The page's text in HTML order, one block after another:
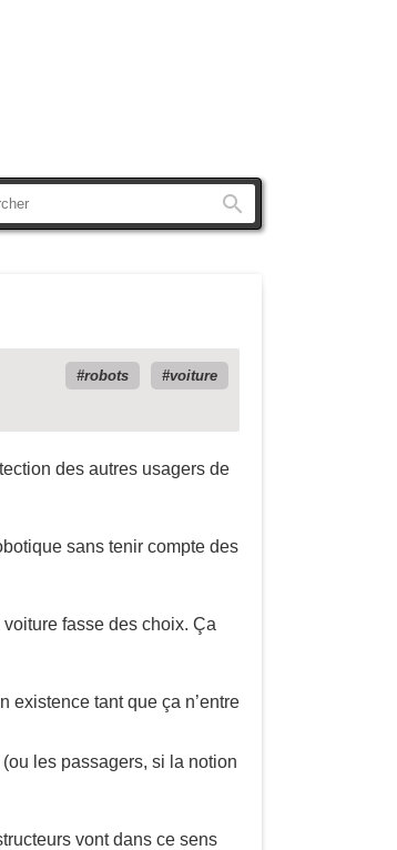
robots
voiture
des autres usagers de
sans tenir compte des
fasse des choix. Ça
existence tant que ça n’entre
les passagers, si la notion
vont dans ce sens